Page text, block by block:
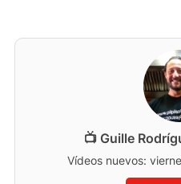
📺 Guille
Vídeos nuevos: